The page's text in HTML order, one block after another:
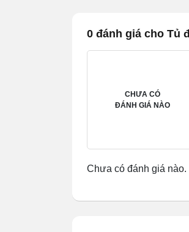
0 đánh giá cho Tủ
CHƯA CÓ
ĐÁNH GIÁ NÀO
Chưa có đánh giá nào.